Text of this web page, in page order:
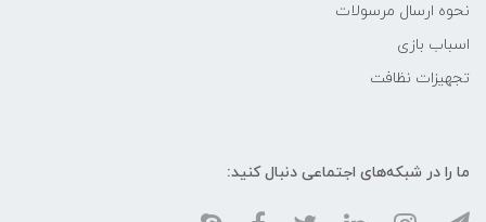
نحوه ارسال مرسولات
اسباب بازی
تجهیزات نظافت
ما را در شبکه‌های اجتماعی دنبال کنید: